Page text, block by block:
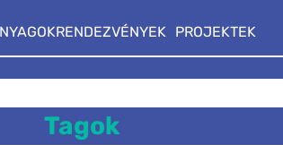
RENDEZVÉNYEK PROJEKTEK
Tagok